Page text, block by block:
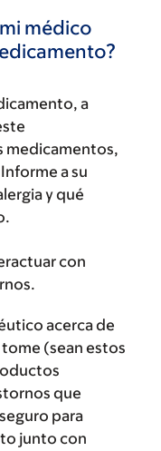
médico
a
medicamentos,
a su
y qué
con
acerca de
(sean estos
que
para
junto con